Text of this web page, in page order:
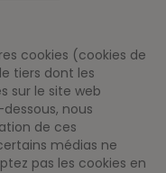
cookies (cookies de
tiers dont les
sur le site web
nous
de ces
médias ne
pas les cookies en